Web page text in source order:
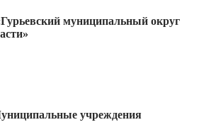
муниципальный округ
учреждения